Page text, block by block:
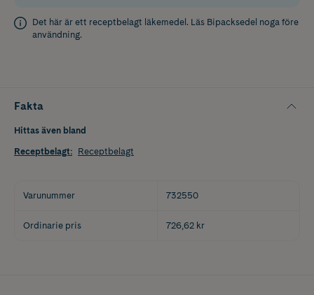
Det här är ett receptbelagt läkemedel. Läs Bipacksedel noga före
användning.
Fakta
Hittas även bland
Receptbelagt: Receptbelagt
Varunummer 732550
Ordinarie pris 726,62 kr